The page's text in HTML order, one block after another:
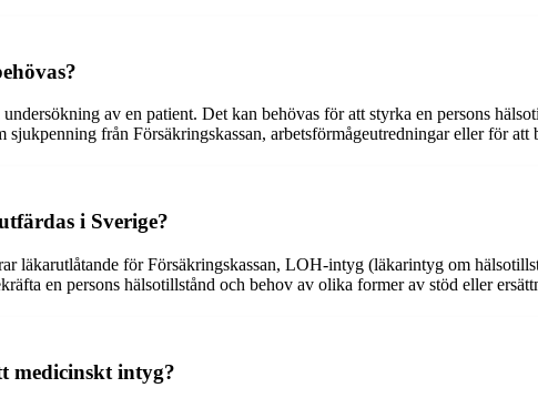
av en patient. Det kan behövas för att styrka en persons
från Försäkringskassan, arbetsförmågeutredningar eller för
i Sverige?
läkarutlåtande för Försäkringskassan, LOH-intyg (läkarintyg om
en persons hälsotillstånd och behov av olika former av stöd eller
medicinskt intyg?